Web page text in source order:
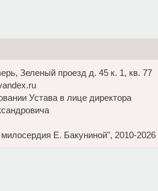
Зеленый проезд д. 45 к. 1, кв. 77
Устава в лице директора
Е. Бакуниной", 2010-2026